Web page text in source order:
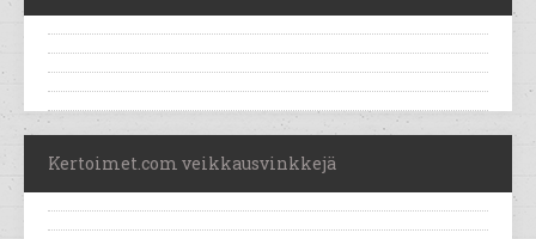
Kertoimet.com veikkausvinkkejä